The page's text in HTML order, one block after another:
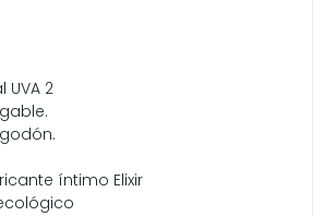
UVA 2
íntimo Elixir